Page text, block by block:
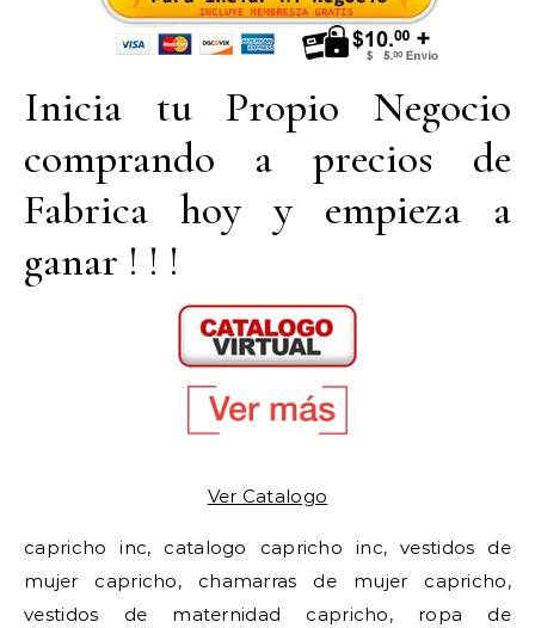
Inicia tu Propio Negocio
comprando a precios de
Fabrica hoy y empieza a
ganar ! ! !
Ver Catalogo
capricho inc, catalogo capricho inc, vestidos de
mujer capricho, chamarras de mujer capricho,
vestidos de maternidad capricho, ropa de